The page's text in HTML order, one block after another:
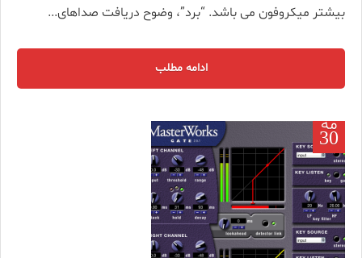
بیشتر میکروفون می باشد. “برد”، وضوح دریافت صداهای...
ادامه مطلب
مه
30